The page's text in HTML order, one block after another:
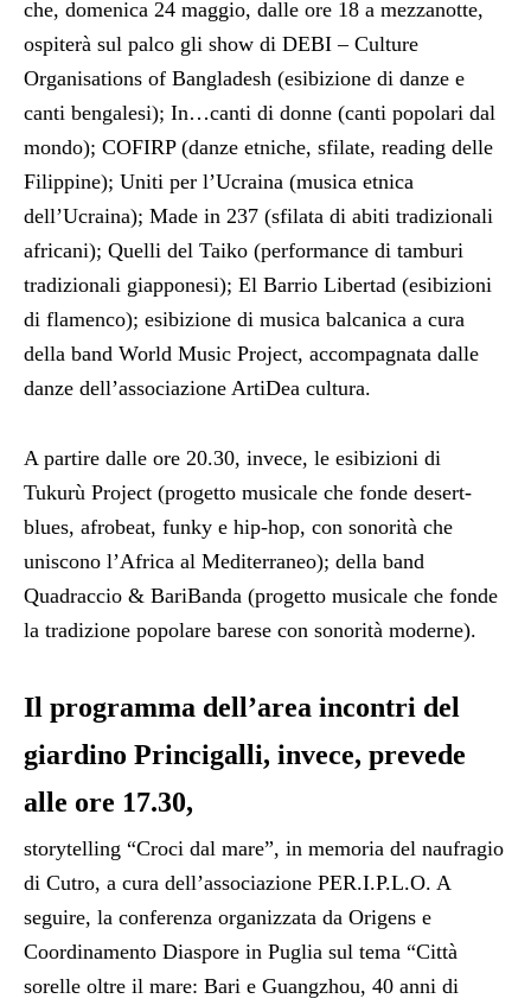
che, domenica 24 maggio, dalle ore 18 a mezzanotte,
ospiterà sul palco gli show di DEBI – Culture
Organisations of Bangladesh (esibizione di danze e
canti bengalesi); In…canti di donne (canti popolari dal
mondo); COFIRP (danze etniche, sfilate, reading delle
Filippine); Uniti per l’Ucraina (musica etnica
dell’Ucraina); Made in 237 (sfilata di abiti tradizionali
africani); Quelli del Taiko (performance di tamburi
tradizionali giapponesi); El Barrio Libertad (esibizioni
di flamenco); esibizione di musica balcanica a cura
della band World Music Project, accompagnata dalle
danze dell’associazione ArtiDea cultura.
A partire dalle ore 20.30, invece, le esibizioni di
Tukurù Project (progetto musicale che fonde desert-
blues, afrobeat, funky e hip-hop, con sonorità che
uniscono l’Africa al Mediterraneo); della band
Quadraccio & BariBanda (progetto musicale che fonde
la tradizione popolare barese con sonorità moderne).
Il programma dell’area incontri del
giardino Princigalli, invece, prevede
alle ore 17.30,
storytelling “Croci dal mare”, in memoria del naufragio
di Cutro, a cura dell’associazione PER.I.P.L.O. A
seguire, la conferenza organizzata da Origens e
Coordinamento Diaspore in Puglia sul tema “Città
sorelle oltre il mare: Bari e Guangzhou, 40 anni di